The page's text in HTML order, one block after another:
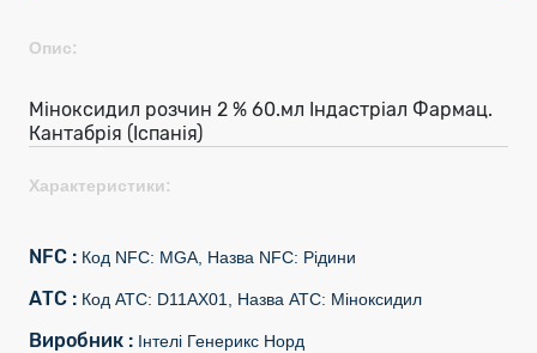
Опис:
Міноксидил розчин 2 % 60.мл Індастріал Фармац.
Кантабрія (Іспанія)
Характеристики:
NFC : Код NFC: MGA, Назва NFC: Рідини
АТС : Код АТС: D11AX01, Назва АТС: Міноксидил
Виробник : Інтелі Генерикс Норд